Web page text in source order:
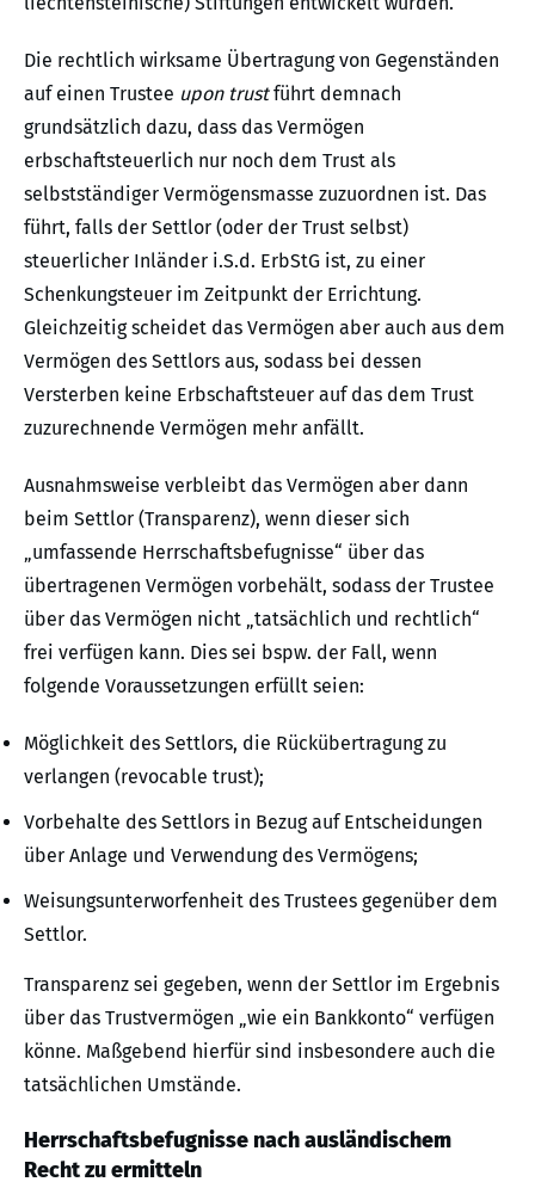
Die rechtlich wirksame Übertragung von Gegenständen
auf einen Trustee upon trustführt demnach
grundsätzlich dazu, dass das Vermögen
erbschaftsteuerlich nur noch dem Trust als
selbstständiger Vermögensmasse zuzuordnen ist. Das
führt, falls der Settlor (oder der Trust selbst)
steuerlicher Inländer i.S.d. ErbStG ist, zu einer
Schenkungsteuer im Zeitpunkt der Errichtung.
Gleichzeitig scheidet das Vermögen aber auch aus dem
Vermögen des Settlors aus, sodass bei dessen
Versterben keine Erbschaftsteuer auf das dem Trust
zuzurechnende Vermögen mehr anfällt.
Ausnahmsweise verbleibt das Vermögen aber dann
beim Settlor (Transparenz), wenn dieser sich
„umfassende Herrschaftsbefugnisse“ über das
übertragenen Vermögen vorbehält, sodass der Trustee
über das Vermögen nicht „tatsächlich und rechtlich“
frei verfügen kann. Dies sei bspw. der Fall, wenn
folgende Voraussetzungen erfüllt seien:
Möglichkeit des Settlors, die Rückübertragung zu
verlangen (revocable trust);
Vorbehalte des Settlors in Bezug auf Entscheidungen
über Anlage und Verwendung des Vermögens;
Weisungsunterworfenheit des Trustees gegenüber dem
Settlor.
Transparenz sei gegeben, wenn der Settlor im Ergebnis
über das Trustvermögen „wie ein Bankkonto“ verfügen
könne. Maßgebend hierfür sind insbesondere auch die
tatsächlichen Umstände.
Herrschaftsbefugnisse nach ausländischem
Recht zu ermitteln